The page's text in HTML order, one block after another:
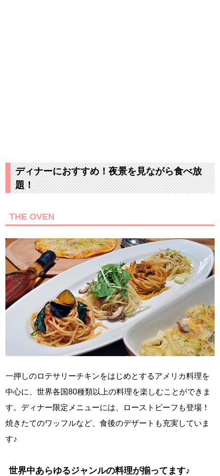
ディナーにおすすめ！夜景を見ながら食べ放
題！
THE OVEN
一押しのロテサリーチキンをはじめとするアメリカ料理を
中心に、世界各国80種類以上の料理を楽しむことができま
す。ディナー限定メニューには、ローストビーフも登場！
焼きたてのワッフルなど、食後のデザートも充実していま
す♪
世界中あらゆるジャンルの料理が揃ってます♪